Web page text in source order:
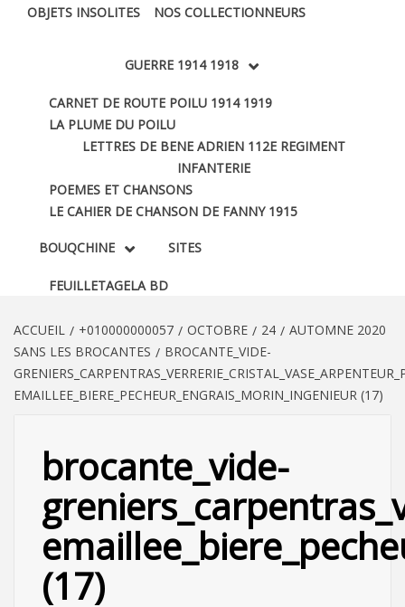
OBJETS INSOLITES NOS COLLECTIONNEURS
GUERRE 1914 1918
CARNET DE ROUTE POILU 1914 1919
LA PLUME DU POILU
LETTRES DE BENE ADRIEN 112E REGIMENT
INFANTERIE
POEMES ET CHANSONS
LE CAHIER DE CHANSON DE FANNY 1915
BOUQCHINE
FEUILLETAGELA BD
SITES
ACCUEIL +010000000057 OCTOBRE 24
AUTOMNE 2020
SANS LES BROCANTES
BROCANTE_VIDE-
EMAILLEE_BIERE_PECHEUR_ENGRAIS_MORIN_INGENIEUR (17)
brocante_vide-
(17)